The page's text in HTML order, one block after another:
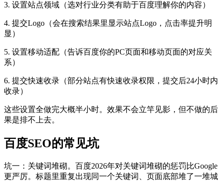
3. 设置站点领域（选对行业分类有助于百度理解你的内容）
4. 提交Logo（会在搜索结果里显示站点Logo，点击率提升明
显）
5. 设置移动适配（告诉百度你的PC页面和移动页面的对应关
系）
6. 提交快速收录（部分站点有快速收录权限，提交后24小时内
收录）
这些设置全做完大概半小时。效果不会立竿见影，但不做的后
果是排不上去。
百度SEO的常见坑
坑一：关键词堆砌。百度2026年对关键词堆砌的惩罚比Google
更严厉。标题里重复出现同一个关键词、页面底部堆了一堆城